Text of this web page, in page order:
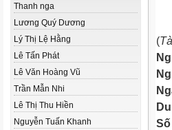
Thanh nga
Lương Quý Dương
Lý Thị Lệ Hằng
Lê Tấn Phát
Lê Văn Hoàng Vũ
Trần Mẫn Nhi
Lê Thị Thu Hiền
Nguyễn Tuấn Khanh
(